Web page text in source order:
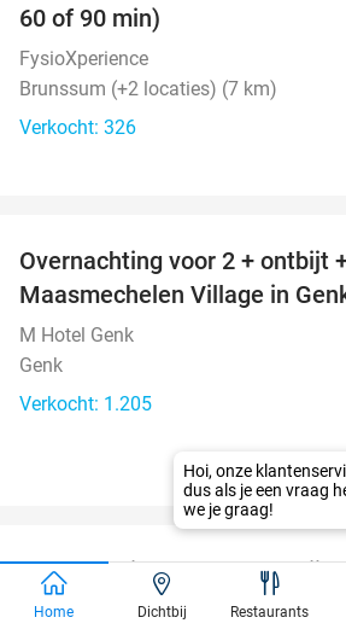
60 of 90 min)
FysioXperience
Brunssum (+2 locaties) (7 km)
Verkocht: 326
Overnachting voor 2 + ontbijt
Maasmechelen Village in
M Hotel Genk
Genk
Verkocht: 1.205
Excl. ca. €8
Overnachting voor 2 + ontbijt
OF early check-in + evt.
Home Dichtbij Restaurants